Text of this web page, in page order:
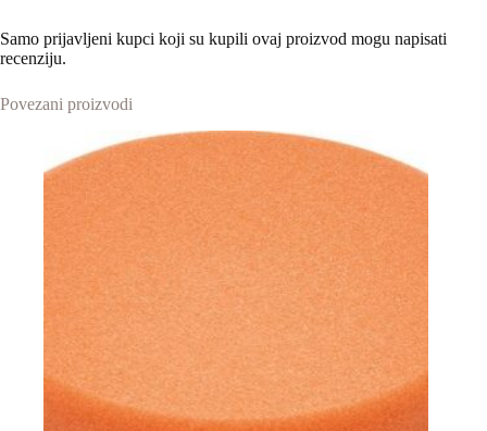
Samo prijavljeni kupci koji su kupili ovaj proizvod mogu napisati
recenziju.
Povezani proizvodi